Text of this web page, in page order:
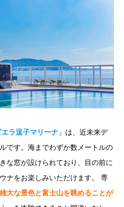
ラ逗子マリーナ 」は、近未来デ
です。海までわずか数メートルの
な窓が設けられており、目の前に
ナをお楽しみいただけます。 専
雄大な景色と富士山を眺めることが